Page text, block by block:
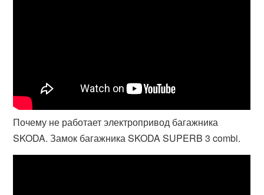
Почему не работает электропривод багажника
SKODA. Замок багажника SKODA SUPERB 3 combi.